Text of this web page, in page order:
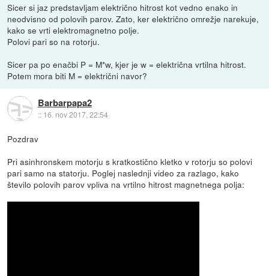
Sicer si jaz predstavljam električno hitrost kot vedno enako in
neodvisno od polovih parov. Zato, ker električno omrežje narekuje,
kako se vrti elektromagnetno polje.
Polovi pari so na rotorju.
Sicer pa po enačbi P = M*w, kjer je w = električna vrtilna hitrost.
Potem mora biti M = električni navor?
Barbarpapa2
:: 16. nov 2017, 22:54
Pozdrav
Pri asinhronskem motorju s kratkostično kletko v rotorju so polovi
pari samo na statorju. Poglej naslednji video za razlago, kako
število polovih parov vpliva na vrtilno hitrost magnetnega polja: